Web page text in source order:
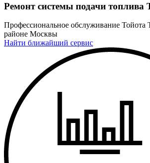
Ремонт системы подачи топлива
Профессиональное обслуживание Тойота
районе Москвы
Найти ближайший сервис